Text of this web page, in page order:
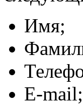
Имя;
E-mail;